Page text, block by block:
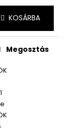
KOSÁRBA
Megosztás